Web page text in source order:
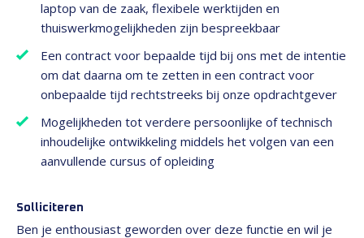
laptop van de zaak, flexibele werktijden en
thuiswerkmogelijkheden zijn bespreekbaar
Een contract voor bepaalde tijd bij ons met de intentie
om dat daarna om te zetten in een contract voor
onbepaalde tijd rechtstreeks bij onze opdrachtgever
Mogelijkheden tot verdere persoonlijke of technisch
inhoudelijke ontwikkeling middels het volgen van een
aanvullende cursus of opleiding
Solliciteren
Ben je enthousiast geworden over deze functie en wil je